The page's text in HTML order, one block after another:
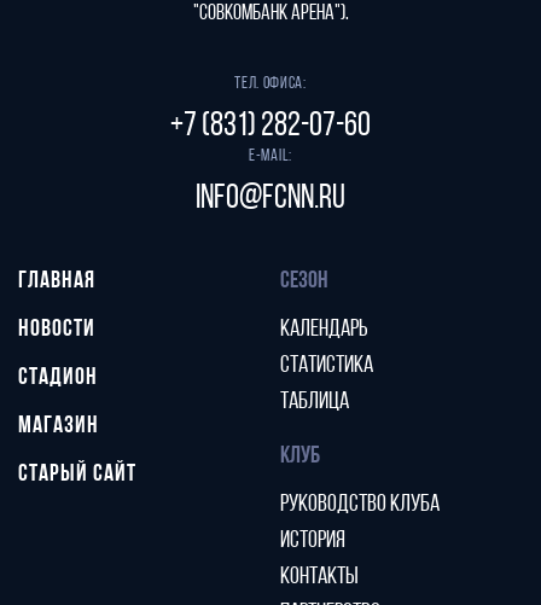
"СОВКОМБАНК АРЕНА").
Тел. офиса:
+7 (831) 282-07-60
E-mail:
info@fcnn.ru
ГЛАВНАЯ
НОВОСТИ
СТАДИОН
МАГАЗИН
СТАРЫЙ САЙТ
СЕЗОН
КАЛЕНДАРЬ
СТАТИСТИКА
ТАБЛИЦА
КЛУБ
РУКОВОДСТВО КЛУБА
ИСТОРИЯ
КОНТАКТЫ